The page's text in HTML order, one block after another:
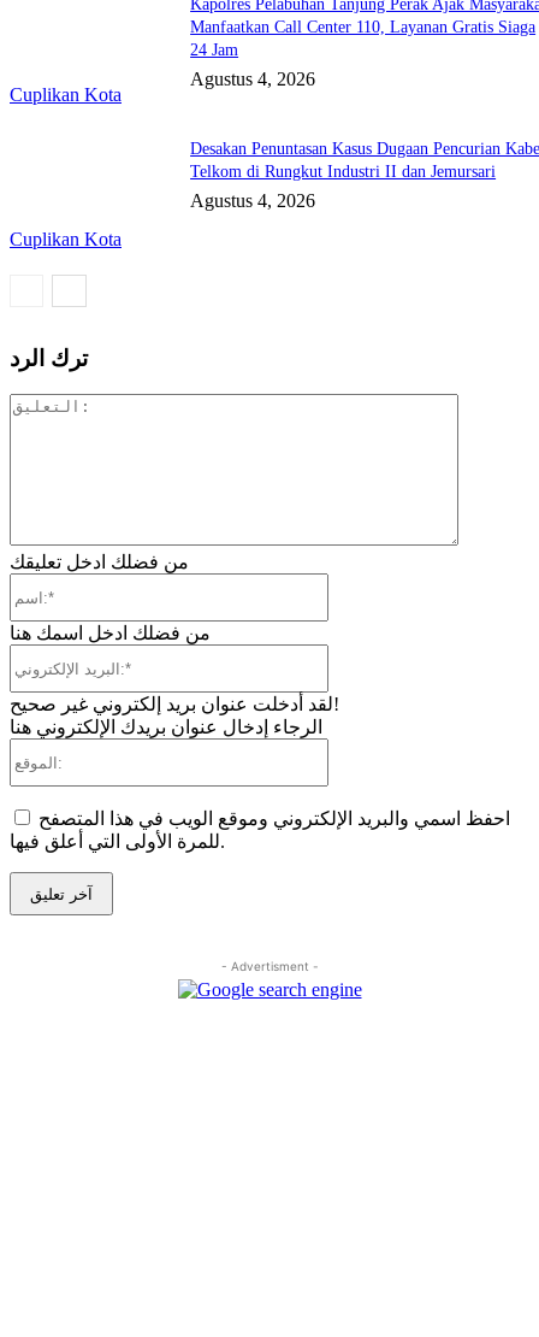
Cuplikan Kota
Kapolres Pelabuhan Tanjung Perak Ajak
Manfaatkan Call Center 110, Layanan Gratis Siaga
24 Jam
Agustus 4, 2026
Cuplikan Kota
Desakan Penuntasan Kasus Dugaan Pencurian
Telkom di Rungkut Industri II dan Jemursari
Agustus 4, 2026
ترك الرد
من فضلك ادخل تعليقك
من فضلك ادخل اسمك هنا
لقد أدخلت عنوان بريد إلكتروني غير صحيح!
الرجاء إدخال عنوان بريدك الإلكتروني هنا
احفظ اسمي والبريد الإلكتروني وموقع الويب في هذا المتصفح
للمرة الأولى التي أعلق فيها.
- Advertisment -